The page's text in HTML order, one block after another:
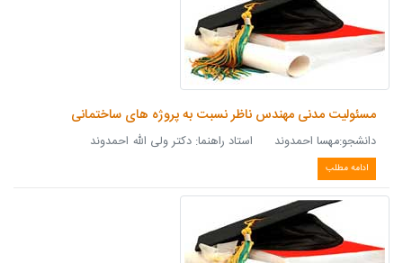
مسئولیت مدنی مهندس ناظر نسبت به پروژه های ساختمانی
دانشجو:مهسا احمدوند استاد راهنما: دکتر ولی الله احمدوند
ادامه مطلب